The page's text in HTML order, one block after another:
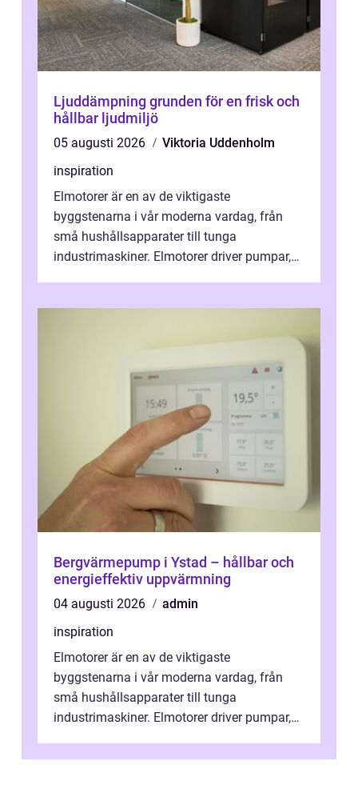
Ljuddämpning grunden för en frisk och
hållbar ljudmiljö
05 augusti 2026
Viktoria Uddenholm
inspiration
Elmotorer är en av de viktigaste
byggstenarna i vår moderna vardag, från
små hushållsapparater till tunga
industrimaskiner. Elmotorer driver pumpar,
Bergvärmepump i Ystad – hållbar och
energieffektiv uppvärmning
04 augusti 2026
admin
inspiration
Elmotorer är en av de viktigaste
byggstenarna i vår moderna vardag, från
små hushållsapparater till tunga
industrimaskiner. Elmotorer driver pumpar,